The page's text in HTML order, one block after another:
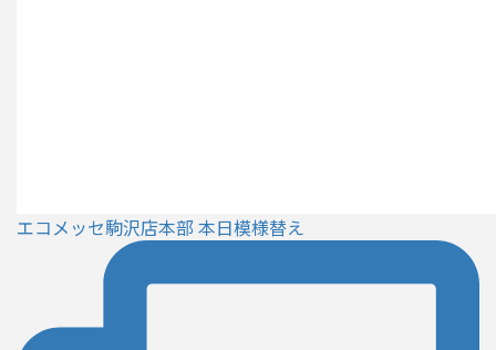
エコメッセ駒沢店本部 本日模様替え